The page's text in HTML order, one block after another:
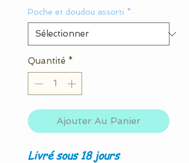
Poche et doudou assorti *
Quantité *
Ajouter Au Panier
Livré sous 18 jours